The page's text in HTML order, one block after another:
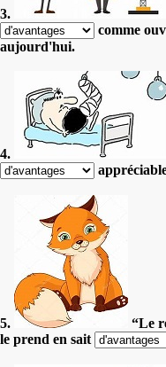
3.
comme
aujourd'hui.
4.
5.
“Le
le prend en sait